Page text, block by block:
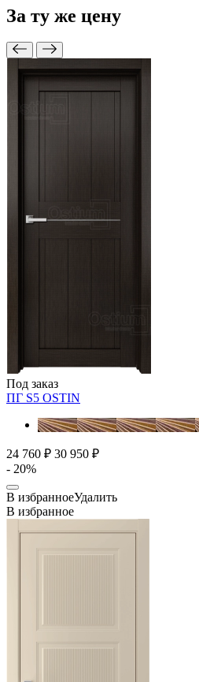
За ту же цену
Под заказ
ПГ S5 OSTIN
24 760 ₽ 30 950 ₽
- 20%
В избранноеУдалить
В избранное